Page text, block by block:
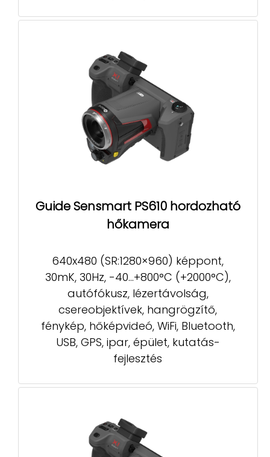
Guide Sensmart PS610 hordozható
hőkamera
640x480 (SR:1280×960) képpont,
30mK, 30Hz, -40...+800°C (+2000°C),
autófókusz, lézertávolság,
csereobjektívek, hangrögzítő,
fénykép, hőképvideó, WiFi, Bluetooth,
USB, GPS, ipar, épület, kutatás-
fejlesztés